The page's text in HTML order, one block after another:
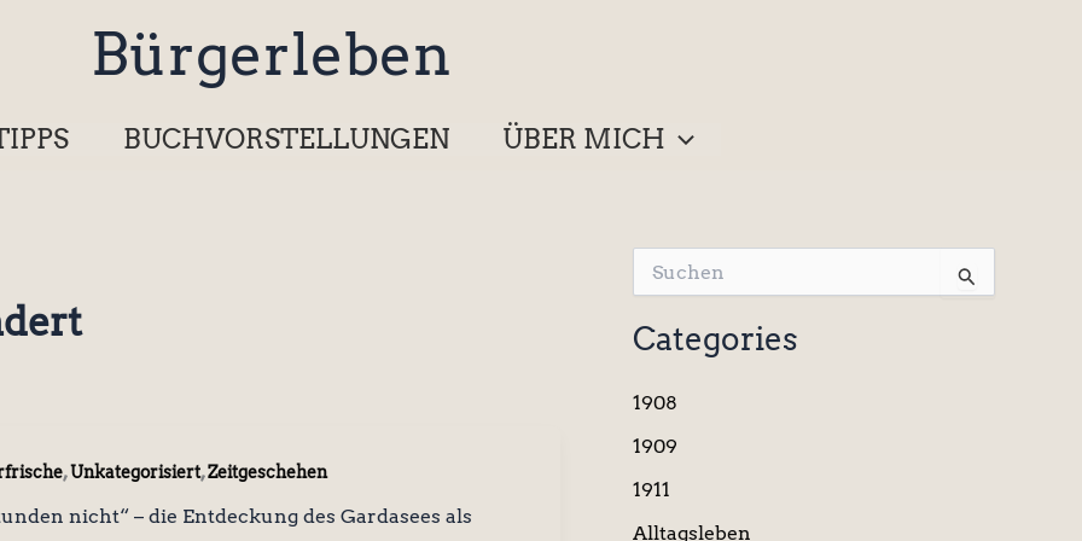
Bürgerleben
BUCHVORSTELLUNGEN ÜBER MICH
,Unkategorisiert,Zeitgeschehen
nicht“ – die Entdeckung des Gardasees als
u
c
h
n
a
h
Categories
1908
1909
1911
Alltagsleben